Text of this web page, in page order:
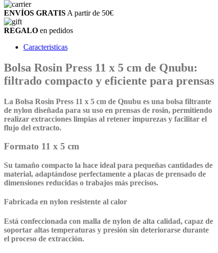
ENVÍOS GRATIS A partir de 50€
REGALO en pedidos
Caracteristicas
Bolsa Rosin Press 11 x 5 cm de Qnubu:
filtrado compacto y eficiente para prensas
La Bolsa Rosin Press 11 x 5 cm de Qnubu es una bolsa filtrante
de nylon diseñada para su uso en prensas de rosin, permitiendo
realizar extracciones limpias al retener impurezas y facilitar el
flujo del extracto.
Formato 11 x 5 cm
Su tamaño compacto la hace ideal para pequeñas cantidades de
material, adaptándose perfectamente a placas de prensado de
dimensiones reducidas o trabajos más precisos.
Fabricada en nylon resistente al calor
Está confeccionada con malla de nylon de alta calidad, capaz de
soportar altas temperaturas y presión sin deteriorarse durante
el proceso de extracción.